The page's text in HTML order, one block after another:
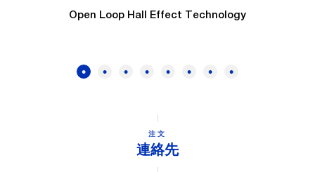
Open Loop Hall Effect Technology
注文
連絡先